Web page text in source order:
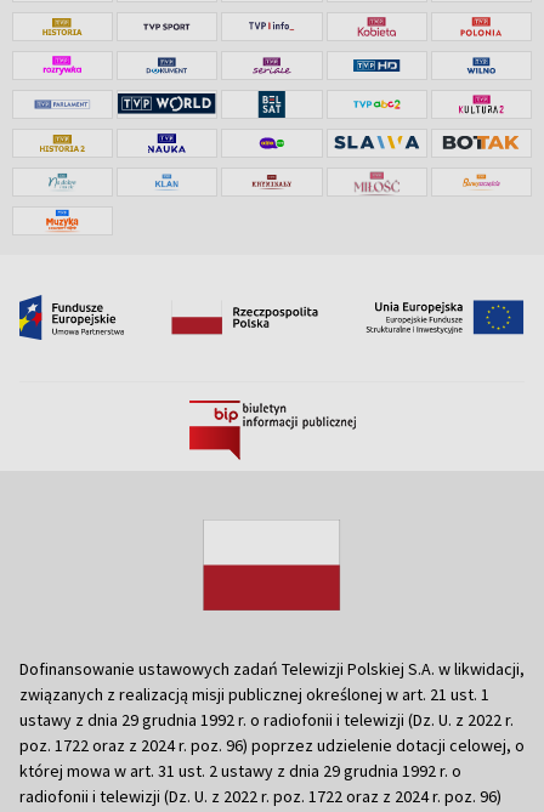
Dofinansowanie ustawowych zadań Telewizji Polskiej S.A. w likwidacji,
związanych z realizacją misji publicznej określonej w art. 21 ust. 1
ustawy z dnia 29 grudnia 1992 r. o radiofonii i telewizji (Dz. U. z 2022 r.
poz. 1722 oraz z 2024 r. poz. 96) poprzez udzielenie dotacji celowej, o
której mowa w art. 31 ust. 2 ustawy z dnia 29 grudnia 1992 r. o
radiofonii i telewizji (Dz. U. z 2022 r. poz. 1722 oraz z 2024 r. poz. 96)